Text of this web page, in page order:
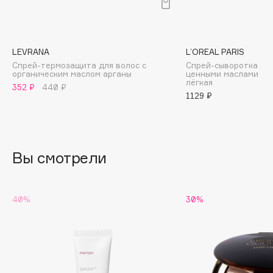
Baffy
Balmain Hair Couture
ЭКСКЛЮЗИВ
Banderas
Beauty Pati
LEVRANA
Спрей-термозащита для волос с
органическим маслом арганы
352 ₽
440 ₽
L’OREAL PARIS
Спрей-сыворотка
ценными маслами
лёгкая
1129 ₽
Вы смотрели
40% 30%